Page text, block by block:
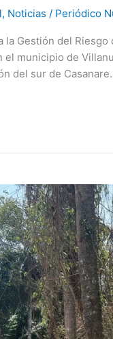
, Noticias / Periódico
la Gestión del
el municipio de
del sur de